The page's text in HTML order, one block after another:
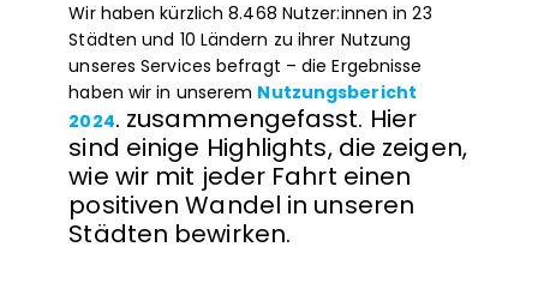
Wir haben kürzlich 8.468 Nutzer:innen in 23
Städten und 10 Ländern zu ihrer Nutzung
unseres Services befragt – die Ergebnisse
haben wir in unserem Nutzungsbericht
2024. zusammengefasst. Hier
sind einige Highlights, die zeigen,
wie wir mit jeder Fahrt einen
positiven Wandel in unseren
Städten bewirken.